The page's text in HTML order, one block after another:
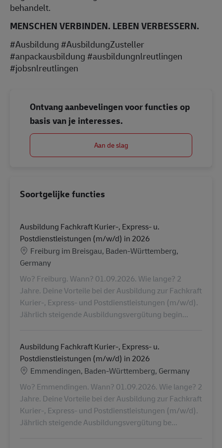
behandelt.
MENSCHEN VERBINDEN. LEBEN VERBESSERN.
#Ausbildung #AusbildungZusteller
#anpackausbildung #ausbildungnlreutlingen
#jobsnlreutlingen
Ontvang aanbevelingen voor functies op
basis van je interesses.
Aan de slag
Soortgelijke functies
Ausbildung Fachkraft Kurier-, Express- u.
Postdienstleistungen (m/w/d) in 2026
Locatie
Freiburg im Breisgau, Baden-Württemberg,
Germany
Wo? Freiburg. Wann? 01.09.2026. Wie lange? 2
Jahre. Deine Vorteile bei der Ausbildung zur Fachkraft
Kurier-, Express- und Postdienstleistungen (m/w/d).
Jährlich steigende Ausbildungsvergütung begin...
Ausbildung Fachkraft Kurier-, Express- u.
Postdienstleistungen (m/w/d) in 2026
Locatie
Emmendingen, Baden-Württemberg, Germany
Wo? Emmendingen. Wann? 01.09.2026. Wie lange? 2
Jahre. Deine Vorteile bei der Ausbildung zur Fachkraft
Kurier-, Express- und Postdienstleistungen (m/w/d).
Jährlich steigende Ausbildungsvergütung be...